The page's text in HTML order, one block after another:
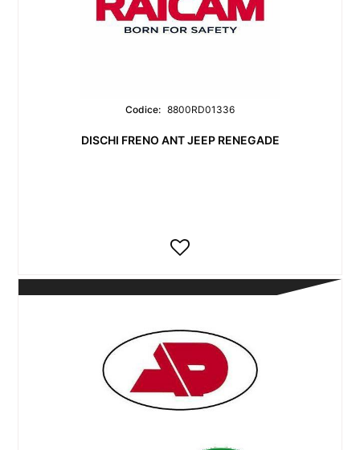
Codice: 8800RD01336
DISCHI FRENO ANT JEEP RENEGADE